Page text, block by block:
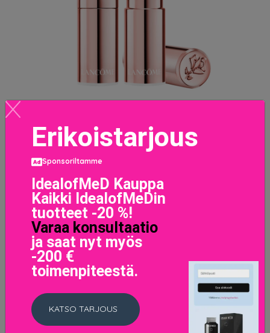
L'Absolu Mademoiselle Shine Lipstick 157 Mademoiselle
Stands Out
LISÄTIETOJA
Erikoistarjous
Sponsoriltamme
IdealofMeD Kauppa
Kaikki IdealofMeDin
tuotteet -20 %!
Varaa konsultaatio
ja saat nyt myös
-200 €
toimenpiteestä.
KATSO TARJOUS